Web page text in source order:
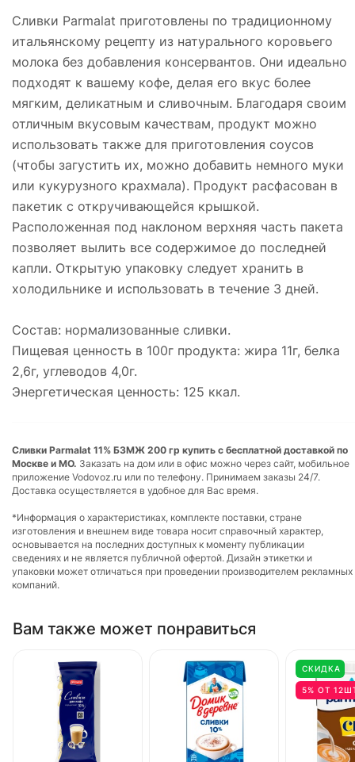
Сливки Parmalat приготовлены по традиционному
итальянскому рецепту из натурального коровьего
молока без добавления консервантов. Они идеально
подходят к вашему кофе, делая его вкус более
мягким, деликатным и сливочным. Благодаря своим
отличным вкусовым качествам, продукт можно
использовать также для приготовления соусов
(чтобы загустить их, можно добавить немного муки
или кукурузного крахмала). Продукт расфасован в
пакетик с откручивающейся крышкой.
Расположенная под наклоном верхняя часть пакета
позволяет вылить все содержимое до последней
капли. Открытую упаковку следует хранить в
холодильнике и использовать в течение 3 дней.
Состав: нормализованные сливки.
Пищевая ценность в 100г продукта: жира 11г, белка
2,6г, углеводов 4,0г.
Энергетическая ценность: 125 ккал.
Сливки Parmalat 11% БЗМЖ 200 гр купить с бесплатной доставкой по
Москве и МО. Заказать на дом или в офис можно через сайт, мобильное
приложение Vodovoz.ru или по телефону. Принимаем заказы 24/7.
Доставка осуществляется в удобное для Вас время.
*Информация о характеристиках, комплекте поставки, стране
изготовления и внешнем виде товара носит справочный характер,
основывается на последних доступных к моменту публикации
сведениях и не является публичной офертой. Дизайн этикетки и
упаковки может отличаться при проведении производителем рекламных
компаний.
Вам также может понравиться
СКИДКА
5% ОТ